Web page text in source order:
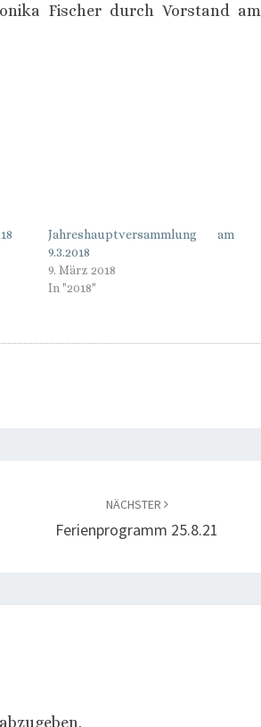
Fischer durch Vorstand am
Jahreshauptversammlung am
9.3.2018
9. März 2018
In "2018"
NÄCHSTER
Ferienprogramm 25.8.21